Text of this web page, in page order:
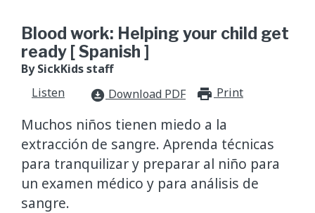
Blood work: Helping your child get
ready [ Spanish ]
By SickKids staff
Listen
download_for_offline Download PDF Print
Muchos niños tienen miedo a la
extracción de sangre. Aprenda técnicas
para tranquilizar y preparar al niño para
un examen médico y para análisis de
sangre.